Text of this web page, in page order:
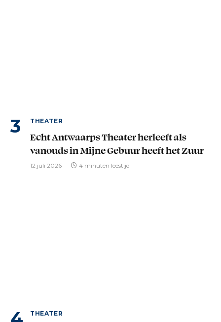
THEATER
Echt Antwaarps Theater herleeft als
vanouds in Mijne Gebuur heeft het Zuur
12 juli 2026 4 minuten leestijd
THEATER